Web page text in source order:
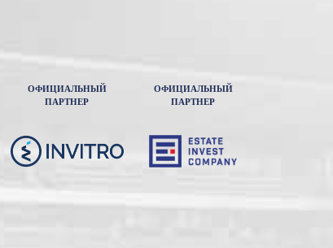
ОФИЦИАЛЬНЫЙ
ПАРТНЕР
ОФИЦИАЛЬНЫЙ
ПАРТНЕР